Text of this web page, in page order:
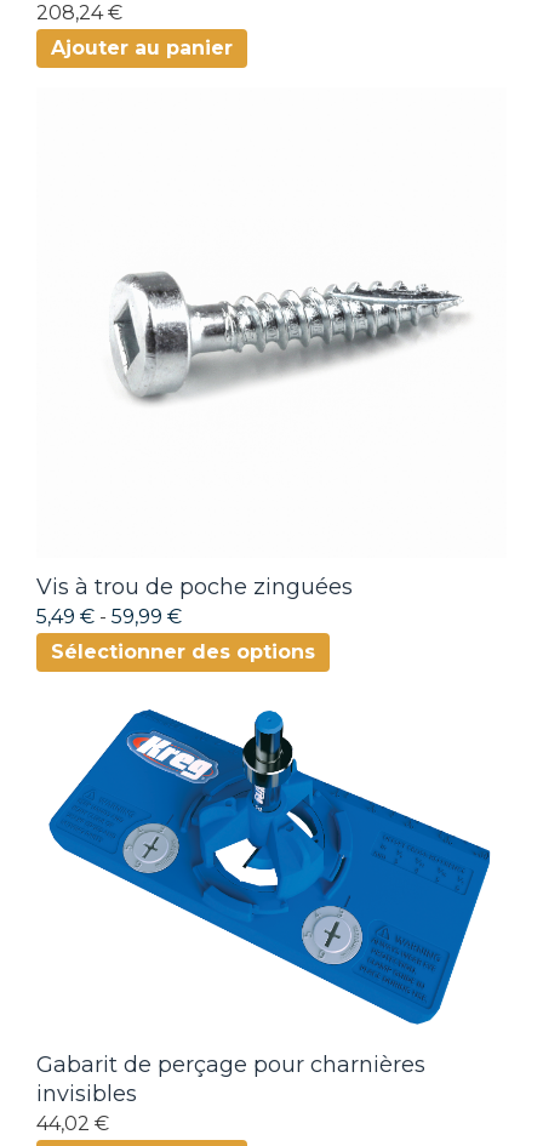
208,24 €
Ajouter au panier
Vis à trou de poche zinguées
5,49 € - 59,99 €
Sélectionner des options
Gabarit de perçage pour charnières
invisibles
44,02 €